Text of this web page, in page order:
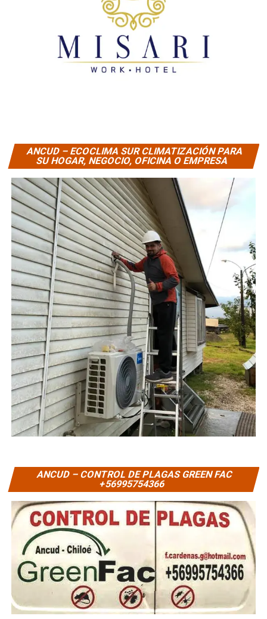
ANCUD – ECOCLIMA SUR CLIMATIZACIÓN PARA
SU HOGAR, NEGOCIO, OFICINA O EMPRESA
ANCUD – CONTROL DE PLAGAS GREEN FAC
+56995754366